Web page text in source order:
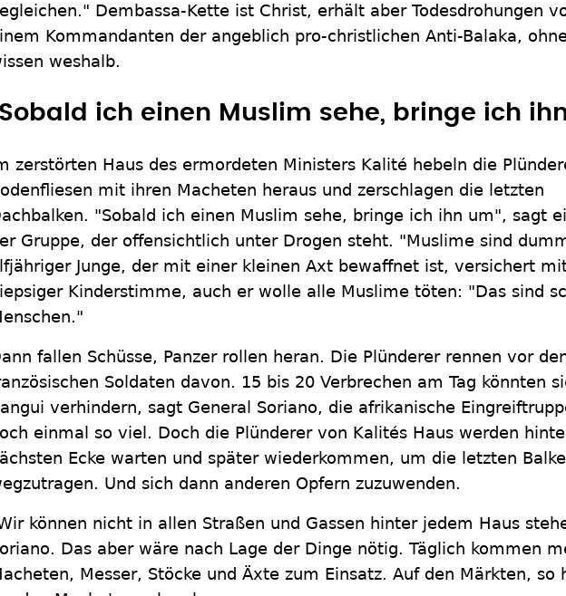
Dembassa-Kette ist Christ, erhält aber Todesdrohungen
Kommandanten der angeblich pro-christlichen Anti-Balaka,
weshalb.
ich einen Muslim sehe, bringe ich
zerstörten Haus des ermordeten Ministers Kalité hebeln die
mit ihren Macheten heraus und zerschlagen die letzten
"Sobald ich einen Muslim sehe, bringe ich ihn um", sagt
Gruppe, der offensichtlich unter Drogen steht. "Muslime sind
Junge, der mit einer kleinen Axt bewaffnet ist, versichert
Kinderstimme, auch er wolle alle Muslime töten: "Das sind
fallen Schüsse, Panzer rollen heran. Die Plünderer rennen vor
Soldaten davon. 15 bis 20 Verbrechen am Tag könnten
verhindern, sagt General Soriano, die afrikanische
einmal so viel. Doch die Plünderer von Kalités Haus werden
Ecke warten und später wiederkommen, um die letzten
Und sich dann anderen Opfern zuzuwenden.
können nicht in allen Straßen und Gassen hinter jedem Haus
Das aber wäre nach Lage der Dinge nötig. Täglich kommen
Messer, Stöcke und Äxte zum Einsatz. Auf den Märkten, so